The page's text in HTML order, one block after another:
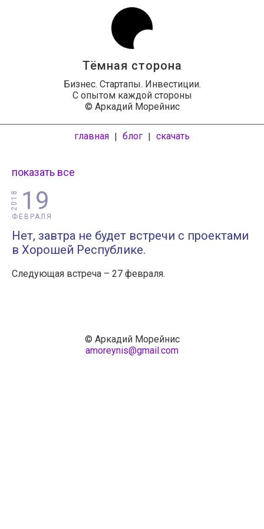
Тёмная сторона
Бизнес. Стартапы. Инвестиции.
С опытом каждой стороны
© Аркадий Морейнис
главная | блог | скачать
показать все
19
ФЕВРАЛЯ
2018
Нет, завтра не будет встречи с проектами
в Хорошей Республике.
Следующая встреча – 27 февраля.
© Аркадий Морейнис
amoreynis@gmail.com